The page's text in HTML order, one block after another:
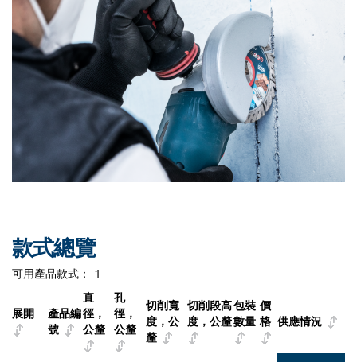
款式總覽
可用產品款式： 1
展開
產品編
號
直
徑，
公釐
孔
徑，
公釐
切削寬
度，公
釐
切削段高
度，公釐
包裝
數量
價
格 供應情況